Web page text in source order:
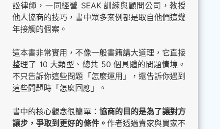
訟律師，一同經營 SEAK 訓練與顧問公司，教授
他人協商的技巧，書中眾多案例都是取自他們這幾
年接觸的個案。
這本書非常實用，不像一般書籍講大道理，它直接
整理了 10 大類型、總共 50 個具體的問題情境。
不只告訴你這些問題「怎麼運用」，還告訴你遇到
這些問題時「怎麼回應」。
書中的核心觀念很簡單： 協商的目的是為了讓對方
讓步，爭取到更好的條件。 作者透過賣家與買家不